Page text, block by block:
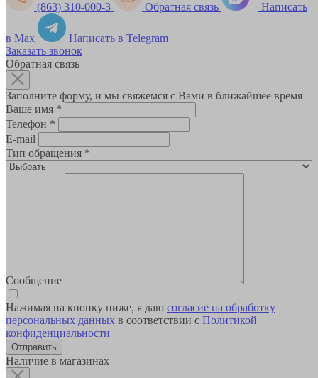
(863) 310-000-3 Обратная связь Написать
в Max
Написать в Telegram
Заказать звонок
Обратная связь
Заполните форму, и мы свяжемся с Вами в ближайшее время
Ваше имя *
Телефон *
E-mail
Тип обращения *
Сообщение
Нажимая на кнопку ниже, я даю согласие на обработку
персональных данных в соответствии с Политикой
конфиденциальности
Наличие в магазинах